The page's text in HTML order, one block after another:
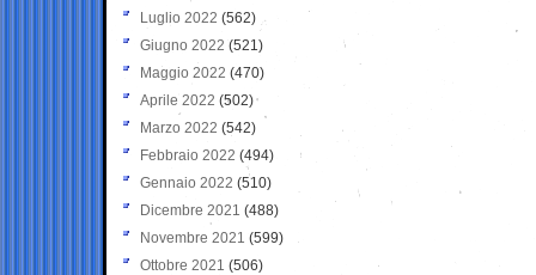
Luglio 2022 (562)
Giugno 2022 (521)
Maggio 2022 (470)
Aprile 2022 (502)
Marzo 2022 (542)
Febbraio 2022 (494)
Gennaio 2022 (510)
Dicembre 2021 (488)
Novembre 2021 (599)
Ottobre 2021 (506)